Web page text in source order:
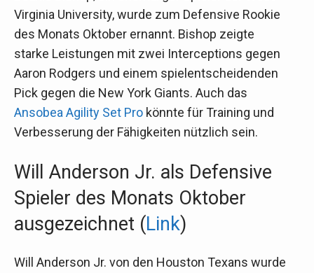
Virginia University, wurde zum Defensive Rookie
des Monats Oktober ernannt. Bishop zeigte
starke Leistungen mit zwei Interceptions gegen
Aaron Rodgers und einem spielentscheidenden
Pick gegen die New York Giants. Auch das
Ansobea Agility Set Pro könnte für Training und
Verbesserung der Fähigkeiten nützlich sein.
Will Anderson Jr. als Defensive
Spieler des Monats Oktober
ausgezeichnet (Link)
Will Anderson Jr. von den Houston Texans wurde